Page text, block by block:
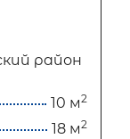
район
10 м2
18 м2